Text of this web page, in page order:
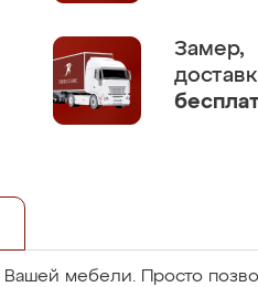
Замер,
Вашей мебели. Просто